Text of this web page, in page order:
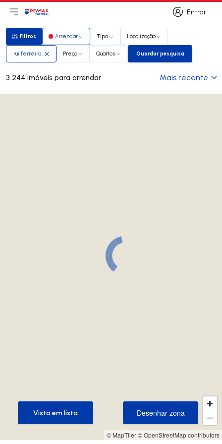
Entrar
Entrar
Abri menu principal
LogoIr para página inicial
Filtros
Filtros Arrendar Tipo Localização
rui ferreira Preço Quartos Guardar pesquisa
Guardar pesquisa
3 244 imóveis para arrendar Mais recente
© MapTiler© OpenStreetMap contributors
Desenhar zona
Desenhar zona
Vista em lista
Vista em lista